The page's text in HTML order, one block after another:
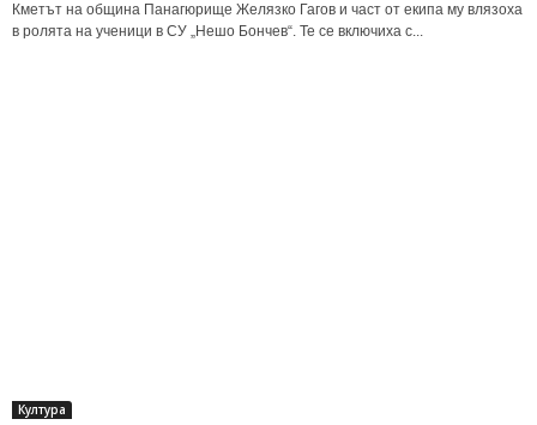
Кметът на община Панагюрище Желязко Гагов и част от екипа му влязоха
в ролята на ученици в СУ „Нешо Бончев“. Те се включиха с...
Култура